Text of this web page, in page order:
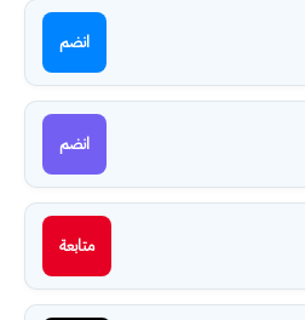
انضم
انضم
متابعة